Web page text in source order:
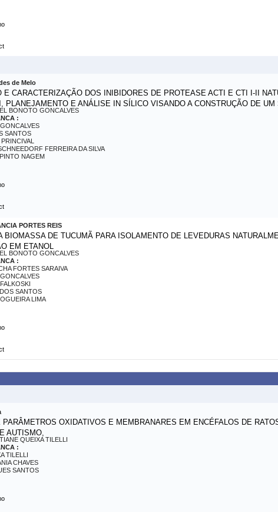
de Melo
E CARACTERIZAÇÃO DOS INIBIDORES DE PROTEASE ACTI E CTI I-II
PLANEJAMENTO E ANÁLISE IN SÍLICO VISANDO A CONSTRUÇÃO DE UM
BONOTO GONCALVES
:
SANTOS
FERREIRA DA SILVA
NAGEM
PORTES REIS
BIOMASSA DE TUCUMÃ PARA ISOLAMENTO DE LEVEDURAS
EM ETANOL
BONOTO GONCALVES
:
FORTES SARAIVA
SANTOS
LIMA
PARÂMETROS OXIDATIVOS E MEMBRANARES EM ENCÉFALOS DE
AUTISMO,
QUEIXA TILELLI
:
TILELLI
CHAVES
SANTOS